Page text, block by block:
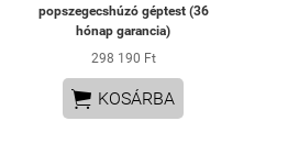
popszegecshúzó géptest (36
hónap garancia)
298 190 Ft
 KOSÁRBA